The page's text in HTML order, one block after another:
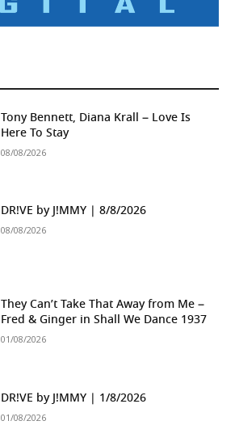
Tony Bennett, Diana Krall – Love Is
Here To Stay
08/08/2026
DR!VE by J!MMY | 8/8/2026
08/08/2026
They Can’t Take That Away from Me –
Fred & Ginger in Shall We Dance 1937
01/08/2026
DR!VE by J!MMY | 1/8/2026
01/08/2026